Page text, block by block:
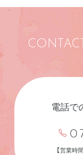
電話で
【営業時